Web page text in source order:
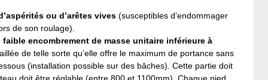
ou d’arêtes vives(susceptibles d’endommager
de son roulage).
encombrement de masse unitaire inférieure à
de telle sorte qu’elle offre le maximum de portance sans
(installation possible sur des bâches). Cette partie doit